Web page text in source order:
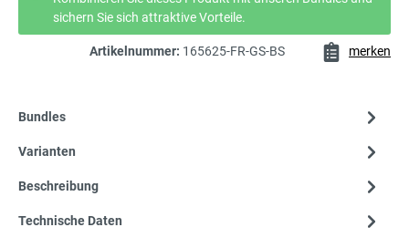
sichern Sie sich attraktive Vorteile.
Artikelnummer: 165625-FR-GS-BS merken
Bundles
Varianten
Beschreibung
Technische Daten